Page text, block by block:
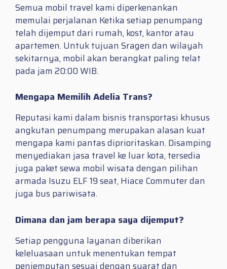
Semua mobil travel kami diperkenankan
memulai perjalanan Ketika setiap penumpang
telah dijemput dari rumah, kost, kantor atau
apartemen. Untuk tujuan Sragen dan wilayah
sekitarnya, mobil akan berangkat paling telat
pada jam 20:00 WIB.
Mengapa Memilih Adelia Trans?
Reputasi kami dalam bisnis transportasi khusus
angkutan penumpang merupakan alasan kuat
mengapa kami pantas diprioritaskan. Disamping
menyediakan jasa travel ke luar kota, tersedia
juga paket sewa mobil wisata dengan pilihan
armada Isuzu ELF 19 seat, Hiace Commuter dan
juga bus pariwisata.
Dimana dan jam berapa saya dijemput?
Setiap pengguna layanan diberikan
keleluasaan untuk menentukan tempat
penjemputan sesuai dengan syarat dan